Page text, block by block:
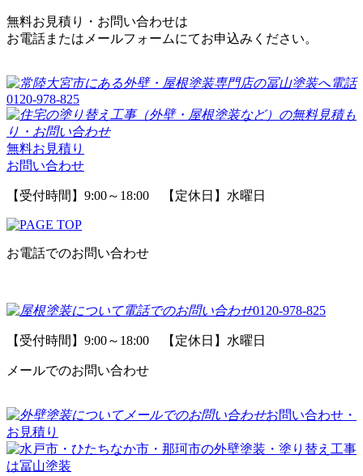
無料お見積り・お問い合わせは
お電話またはメールフォームにてお申込みください。
0120-978-825
無料お見積り
お問い合わせ
【受付時間】9:00～18:00 【定休日】水曜日
お電話でのお問い合わせ
0120-978-825
【受付時間】9:00～18:00 【定休日】水曜日
メールでのお問い合わせ
お問い合わせ・
お見積り